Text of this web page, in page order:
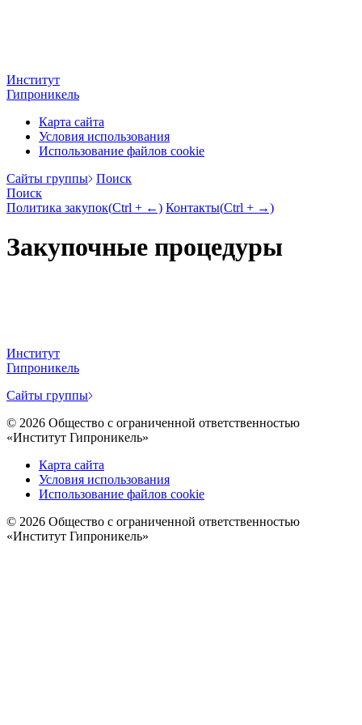
Институт
Гипроникель
Карта сайта
Условия использования
Использование файлов cookie
Cайты группы Поиск
Поиск
Политика закупок(Ctrl + ←) Контакты(Ctrl + →)
Закупочные процедуры
Институт
Гипроникель
Cайты группы
© 2026 Общество с ограниченной ответственностью
«Институт Гипроникель»
Карта сайта
Условия использования
Использование файлов cookie
© 2026 Общество с ограниченной ответственностью
«Институт Гипроникель»